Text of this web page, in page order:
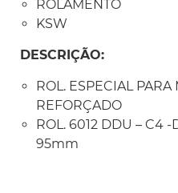
ROLAMENTO
KSW
DESCRIÇÃO:
ROL. ESPECIAL
REFORÇADO
ROL. 6012 DDU – C4
95mm